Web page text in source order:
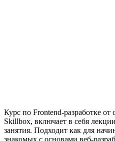
Курс по Frontend-разработке
Skillbox, включает в себя
занятия. Подходит как для